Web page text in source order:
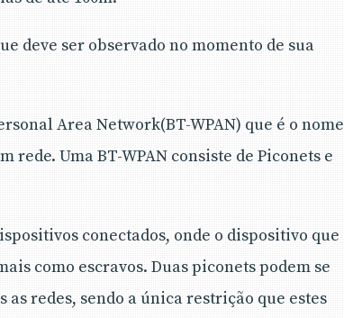
deve ser observado no momento de sua
Area Network(BT-WPAN) que é o nome
Uma BT-WPAN consiste de Piconets e
conectados, onde o dispositivo que
como escravos. Duas piconets podem se
redes, sendo a única restrição que estes